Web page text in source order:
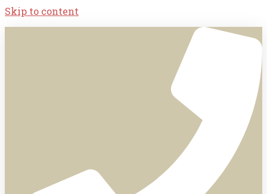
Skip to content